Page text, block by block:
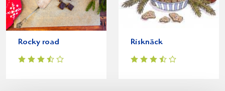
Rocky road Risknäck